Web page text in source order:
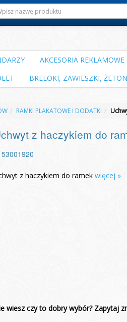
AKCESORIA REKLAMOWE
BRELOKI, ZAWIESZKI,
RAMKI PLAKATOWE I DODATKI
z haczykiem do
z haczykiem do ramek więcej »
wiesz czy to dobry wybór? Zapytaj